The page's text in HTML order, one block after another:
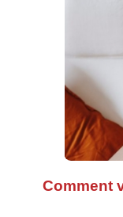
Comment